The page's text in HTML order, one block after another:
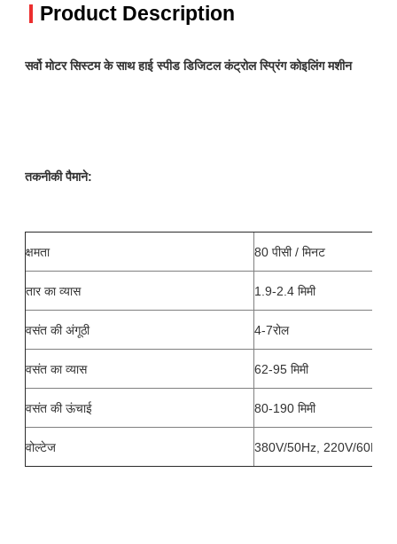
Product Description
सर्वो मोटर सिस्टम के साथ हाई स्पीड डिजिटल कंट्रोल स्प्रिंग कोइलिंग मशीन
तकनीकी पैमाने:
क्षमता 80 पीसी / मिनट
तार का व्यास 1.9-2.4 मिमी
वसंत की अंगूठी 4-7रोल
वसंत का व्यास 62-95 मिमी
वसंत की ऊंचाई 80-190 मिमी
वोल्टेज 380V/50Hz, 220V/60Hz,